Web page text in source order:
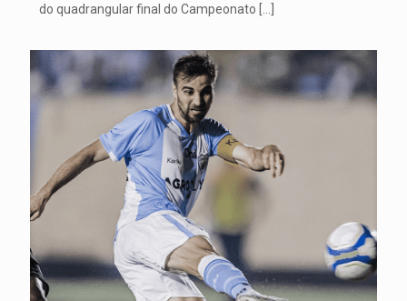
do quadrangular final do Campeonato […]